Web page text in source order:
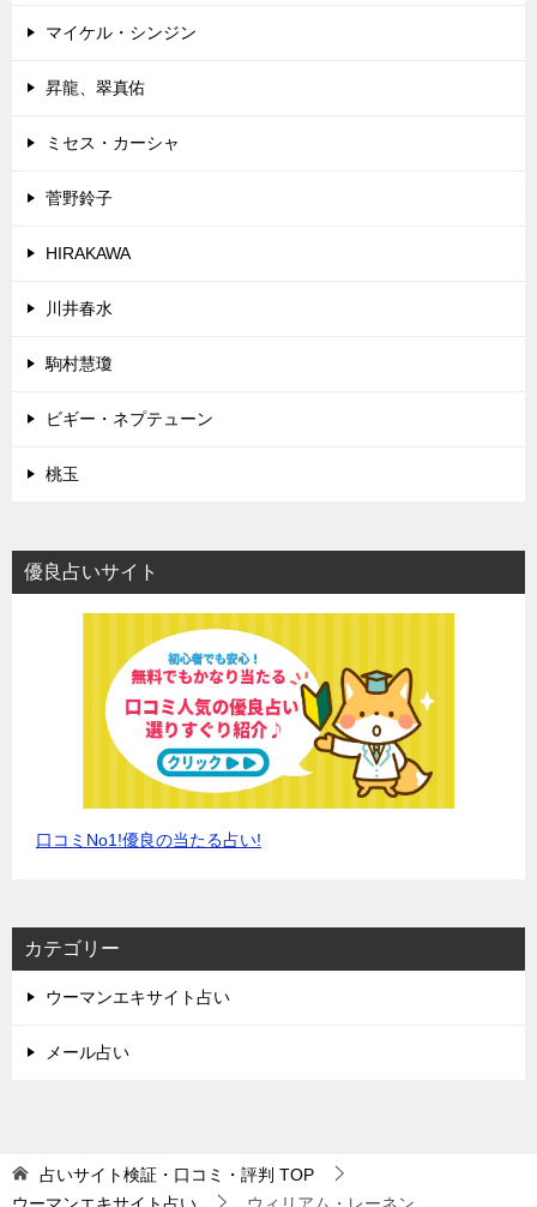
マイケル・シンジン
昇龍、翠真佑
ミセス・カーシャ
菅野鈴子
HIRAKAWA
川井春水
駒村慧瓊
ビギー・ネプテューン
桃玉
優良占いサイト
口コミNo1!優良の当たる占い!
カテゴリー
ウーマンエキサイト占い
メール占い
占いサイト検証・口コミ・評判 TOP